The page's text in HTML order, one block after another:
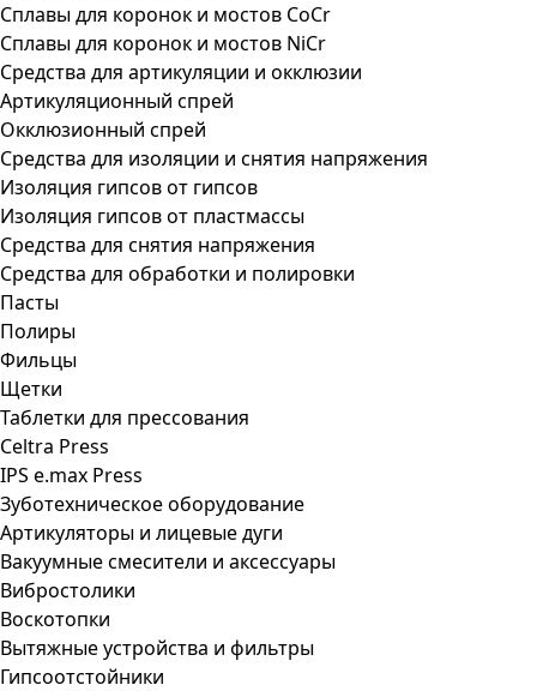
Сплавы для коронок и мостов CoCr
Сплавы для коронок и мостов NiCr
Средства для артикуляции и окклюзии
Артикуляционный спрей
Окклюзионный спрей
Средства для изоляции и снятия напряжения
Изоляция гипсов от гипсов
Изоляция гипсов от пластмассы
Средства для снятия напряжения
Средства для обработки и полировки
Пасты
Полиры
Фильцы
Щетки
Таблетки для прессования
Celtra Press
IPS e.max Press
Зуботехническое оборудование
Артикуляторы и лицевые дуги
Вакуумные смесители и аксессуары
Вибростолики
Воскотопки
Вытяжные устройства и фильтры
Гипсоотстойники